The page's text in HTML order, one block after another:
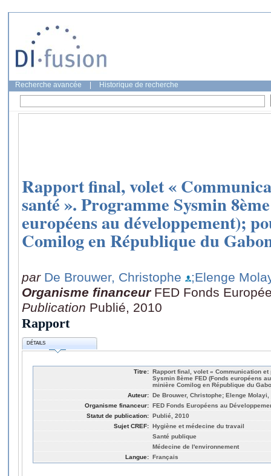
Recherche avancée Historique de recherche
Rapport final, volet «
santé ». Programme Sysmin
européens au développement);
Comilog en République du
par De Brouwer, Christophe
;Elenge
Organisme financeur FED Fonds
Publication Publié, 2010
Rapport
DÉTAILS
Titre: Rapport final, volet « Communication
Sysmin 8ème FED (Fonds européens
minière Comilog en République du
Auteur: De Brouwer, Christophe; Elenge Molayi,
Organisme financeur: FED Fonds Européens au
Statut de publication: Publié, 2010
Sujet CREF: Hygiène et médecine du travail
Santé publique
Médecine de l'environnement
Langue: Français